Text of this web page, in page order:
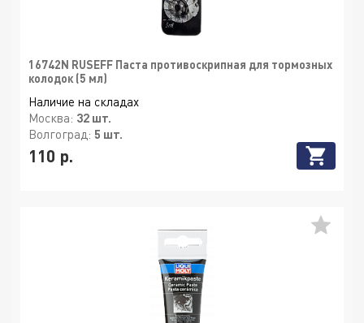
16742N RUSEFF Паста противоскрипная для тормозных
колодок (5 мл)
Наличие на складах
Москва: 32 шт.
Волгоград: 5 шт.
110 р.